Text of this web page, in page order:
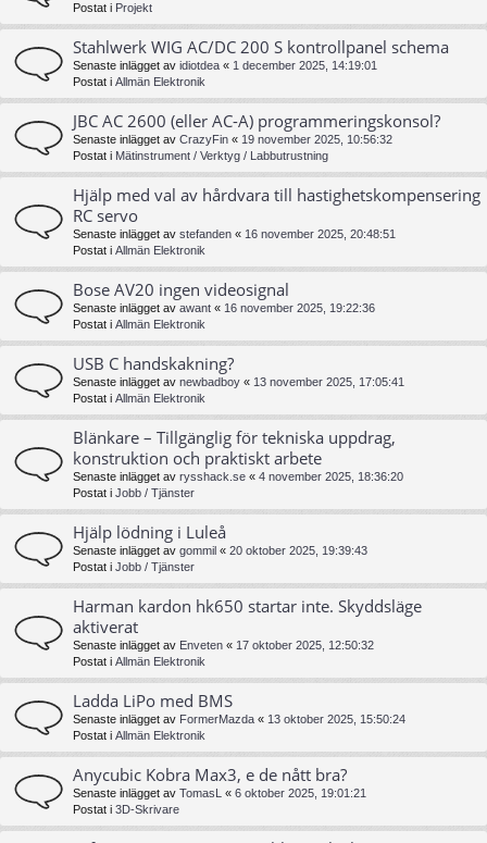
Postat i Projekt
Stahlwerk WIG AC/DC 200 S kontrollpanel schema
Senaste inlägget av idiotdea « 1 december 2025, 14:19:01
Postat i Allmän Elektronik
JBC AC 2600 (eller AC-A) programmeringskonsol?
Senaste inlägget av CrazyFin « 19 november 2025, 10:56:32
Postat i Mätinstrument / Verktyg / Labbutrustning
Hjälp med val av hårdvara till hastighetskompensering
RC servo
Senaste inlägget av stefanden « 16 november 2025, 20:48:51
Postat i Allmän Elektronik
Bose AV20 ingen videosignal
Senaste inlägget av awant « 16 november 2025, 19:22:36
Postat i Allmän Elektronik
USB C handskakning?
Senaste inlägget av newbadboy « 13 november 2025, 17:05:41
Postat i Allmän Elektronik
Blänkare – Tillgänglig för tekniska uppdrag,
konstruktion och praktiskt arbete
Senaste inlägget av rysshack.se « 4 november 2025, 18:36:20
Postat i Jobb / Tjänster
Hjälp lödning i Luleå
Senaste inlägget av gommil « 20 oktober 2025, 19:39:43
Postat i Jobb / Tjänster
Harman kardon hk650 startar inte. Skyddsläge
aktiverat
Senaste inlägget av Enveten « 17 oktober 2025, 12:50:32
Postat i Allmän Elektronik
Ladda LiPo med BMS
Senaste inlägget av FormerMazda « 13 oktober 2025, 15:50:24
Postat i Allmän Elektronik
Anycubic Kobra Max3, e de nått bra?
Senaste inlägget av TomasL « 6 oktober 2025, 19:01:21
Postat i 3D-Skrivare